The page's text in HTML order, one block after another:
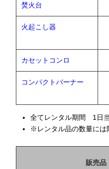
焚火台
火起こし器
カセットコンロ
コンパクトバーナー
全てレンタル期間 1日当
※レンタル品の数量には
販売品